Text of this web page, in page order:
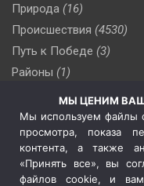
Природа (16)
Происшествия (4530)
Путь к Победе (3)
Районы (1)
(510)
Сельское хозяйство (3)
Социальная политика
Спецоперация в Украине
Спецоперация на
МЫ ЦЕНИМ
Мы используем файлы
просмотра, показа
контента, а также
«Принять все», вы
файлов cookie, и